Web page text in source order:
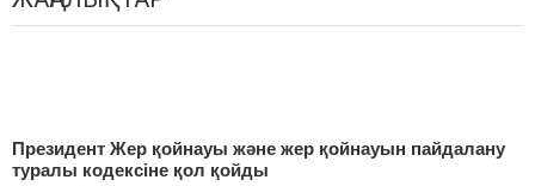
Президент Жер қойнауы және жер қойнауын пайдалану
туралы кодексіне қол қойды